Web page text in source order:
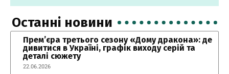
Останні новини
Прем’єра третього сезону «Дому дракона»: де
дивитися в Україні, графік виходу серій та
деталі сюжету
22.06.2026